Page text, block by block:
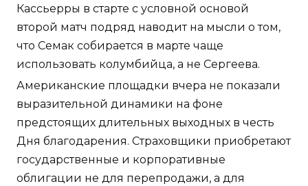
Кассьерры в старте с условной основой
второй матч подряд наводит на мысли о том,
что Семак собирается в марте чаще
использовать колумбийца, а не Сергеева.
Американские площадки вчера не показали
выразительной динамики на фоне
предстоящих длительных выходных в честь
Дня благодарения. Страховщики приобретают
государственные и корпоративные
облигации не для перепродажи, а для